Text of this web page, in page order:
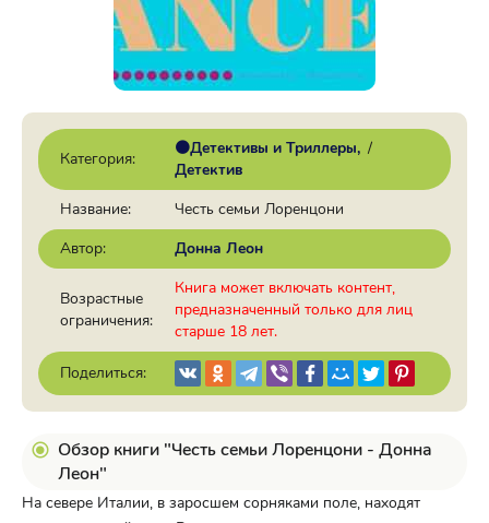
Категория:
🟠Детективы и Триллеры /
Детектив
Название:
Честь семьи Лоренцони
Автор:
Донна Леон
Возрастные
ограничения:
Книга может включать контент,
предназначенный только для лиц
старше 18 лет.
Поделиться:
Обзор книги "Честь семьи Лоренцони - Донна
Леон"
На севере Италии, в заросшем сорняками поле, находят